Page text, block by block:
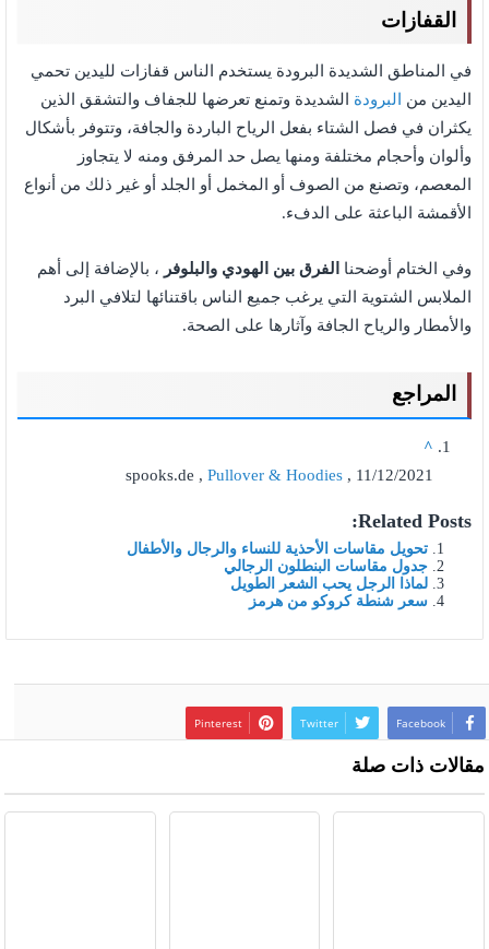
القفازات
في المناطق الشديدة البرودة يستخدم الناس قفازات لليدين تحمي
اليدين من
البرودة الشديدة وتمنع تعرضها للجفاف والتشقق الذين
يكثران في فصل الشتاء بفعل الرياح الباردة والجافة، وتتوفر بأشكال
وألوان وأحجام مختلفة ومنها يصل حد المرفق ومنه لا يتجاوز
المعصم، وتصنع من الصوف أو المخمل أو الجلد أو غير ذلك من أنواع
الأقمشة الباعثة على الدفء.
وفي الختام أوضحنا الفرق بين الهودي والبلوفر ، بالإضافة إلى أهم
الملابس الشتوية التي يرغب جميع الناس باقتنائها لتلافي البرد
والأمطار والرياح الجافة وآثارها على الصحة.
المراجع
^
spooks.de , Pullover & Hoodies , 11/12/2021
Related Posts:
تحويل مقاسات الأحذية للنساء والرجال والأطفال
جدول مقاسات البنطلون الرجالي
لماذا الرجل يحب الشعر الطويل
سعر شنطة كروكو من هرمز
Facebook
Twitter
Pinterest
مقالات ذات صلة